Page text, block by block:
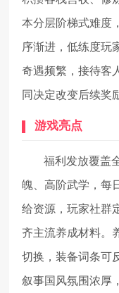
本分层阶梯式难度
序渐进，低练度玩
奇遇频繁，接待客
同决定改变后续奖
游戏亮点
福利发放覆盖
魄、高阶武学，每
给资源，玩家社群
齐主流养成材料。
切换，装备词条可
叙事国风氛围浓厚